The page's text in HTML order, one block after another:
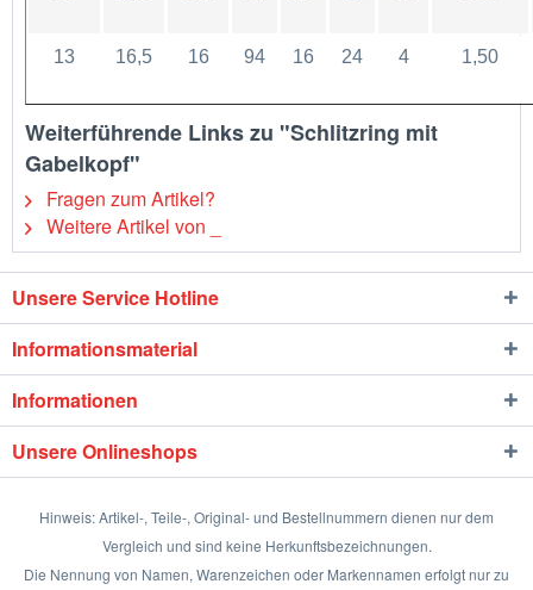
13 16,5 16 94 16 24 4 1,50
Weiterführende Links zu "Schlitzring mit
Gabelkopf"
Fragen zum Artikel?
Weitere Artikel von _
Unsere Service Hotline
Informationsmaterial
Informationen
Unsere Onlineshops
Hinweis: Artikel-, Teile-, Original- und Bestellnummern dienen nur dem
Vergleich und sind keine Herkunftsbezeichnungen.
Die Nennung von Namen, Warenzeichen oder Markennamen erfolgt nur zu